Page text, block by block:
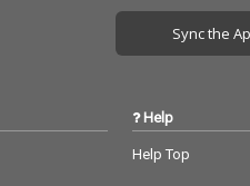
Sync the
Help
Help Top